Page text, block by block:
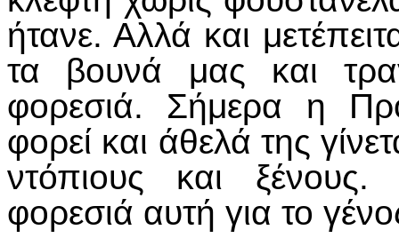
ήτανε. Αλλά και
τα βουνά μας και
φορεσιά. Σήμερα η
φορεί και άθελά της
ντόπιους και ξένους.
φορεσιά αυτή για το